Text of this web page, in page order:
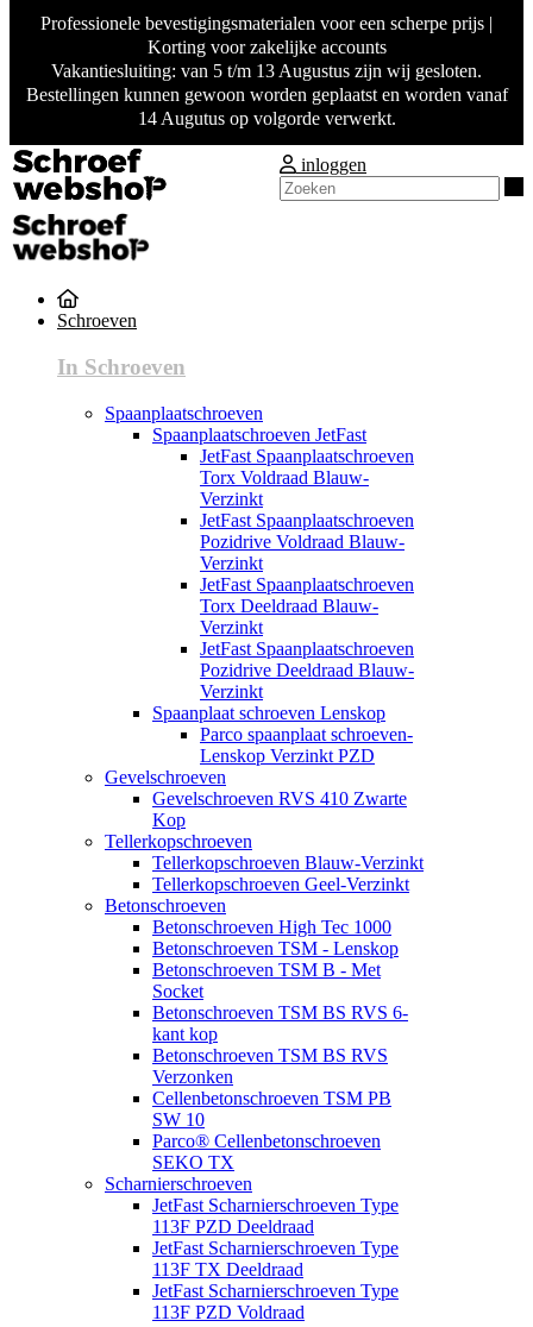
Professionele bevestigingsmaterialen voor een scherpe prijs |
Korting voor zakelijke accounts
Vakantiesluiting: van 5 t/m 13 Augustus zijn wij gesloten.
Bestellingen kunnen gewoon worden geplaatst en worden vanaf
14 Augutus op volgorde verwerkt.
inloggen
Schroeven
In Schroeven
Spaanplaatschroeven
Spaanplaatschroeven JetFast
JetFast Spaanplaatschroeven
Torx Voldraad Blauw-
Verzinkt
JetFast Spaanplaatschroeven
Pozidrive Voldraad Blauw-
Verzinkt
JetFast Spaanplaatschroeven
Torx Deeldraad Blauw-
Verzinkt
JetFast Spaanplaatschroeven
Pozidrive Deeldraad Blauw-
Verzinkt
Spaanplaat schroeven Lenskop
Parco spaanplaat schroeven-
Lenskop Verzinkt PZD
Gevelschroeven
Gevelschroeven RVS 410 Zwarte
Kop
Tellerkopschroeven
Tellerkopschroeven Blauw-Verzinkt
Tellerkopschroeven Geel-Verzinkt
Betonschroeven
Betonschroeven High Tec 1000
Betonschroeven TSM - Lenskop
Betonschroeven TSM B - Met
Socket
Betonschroeven TSM BS RVS 6-
kant kop
Betonschroeven TSM BS RVS
Verzonken
Cellenbetonschroeven TSM PB
SW 10
Parco® Cellenbetonschroeven
SEKO TX
Scharnierschroeven
JetFast Scharnierschroeven Type
113F PZD Deeldraad
JetFast Scharnierschroeven Type
113F TX Deeldraad
JetFast Scharnierschroeven Type
113F PZD Voldraad